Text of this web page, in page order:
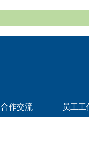
合作交流 员工工